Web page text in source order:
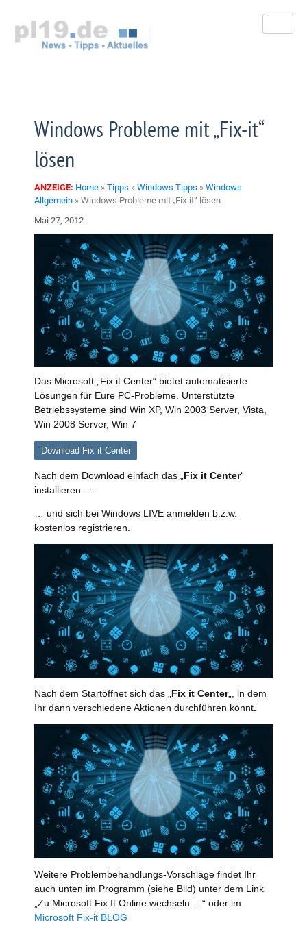
springen
Windows Probleme mit „Fix-it“
lösen
ANZEIGE: Home » Tipps » Windows Tipps » Windows
Allgemein » Windows Probleme mit „Fix-it“ lösen
Mai 27, 2012
Das Microsoft „Fix it Center“ bietet automatisierte
Lösungen für Eure PC-Probleme. Unterstützte
Betriebssysteme sind Win XP, Win 2003 Server, Vista,
Win 2008 Server, Win 7
Download Fix it Center
Nach dem Download einfach das „Fix it Center“
installieren ….
… und sich bei Windows LIVE anmelden b.z.w.
kostenlos registrieren.
Nach dem Startöffnet sich das „Fix it Center„, in dem
Ihr dann verschiedene Aktionen durchführen könnt.
Weitere Problembehandlungs-Vorschläge findet Ihr
auch unten im Programm (siehe Bild) unter dem Link
„Zu Microsoft Fix It Online wechseln …“ oder im
Microsoft Fix-it BLOG